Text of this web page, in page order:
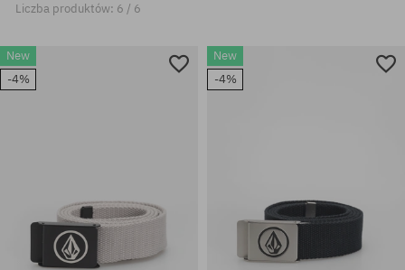
Liczba produktów: 6 / 6
New
-4%
New
-4%